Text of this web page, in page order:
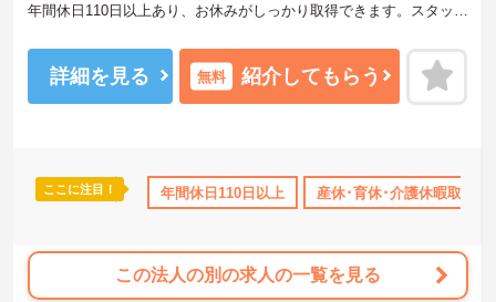
格OK 年間休日110日以上 産休･育休･介護休暇取得実績あり
年間休日110日以上あり、お休みがしっかり取得できます。スタッフ
丁寧な対応でたくさんの人を「笑顔」にできる！やりがいのある職
場です◎
ご興味のある方には、面接対策ポイントなど、さらに詳細をお話し
詳細を見る 無料 紹介してもらう
ここに注目！ 年間休日110日以上 産休･育休･介護休暇取得実
この法人の別の求人の一覧を見る